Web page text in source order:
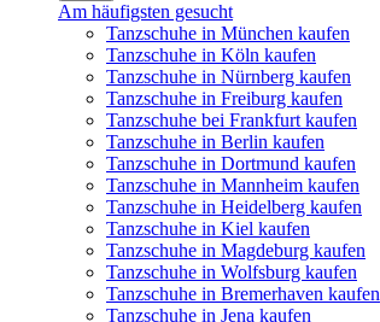
Am häufigsten gesucht
Tanzschuhe in München kaufen
Tanzschuhe in Köln kaufen
Tanzschuhe in Nürnberg kaufen
Tanzschuhe in Freiburg kaufen
Tanzschuhe bei Frankfurt kaufen
Tanzschuhe in Berlin kaufen
Tanzschuhe in Dortmund kaufen
Tanzschuhe in Mannheim kaufen
Tanzschuhe in Heidelberg kaufen
Tanzschuhe in Kiel kaufen
Tanzschuhe in Magdeburg kaufen
Tanzschuhe in Wolfsburg kaufen
Tanzschuhe in Bremerhaven kaufen
Tanzschuhe in Jena kaufen